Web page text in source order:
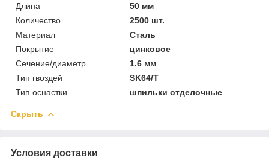
Длина
50 мм
Количество
2500 шт.
Материал
Сталь
Покрытие
цинковое
Сечение/диаметр
1.6 мм
Тип гвоздей
SK64/T
Тип оснастки
шпильки отделочные
Скрыть
Условия доставки